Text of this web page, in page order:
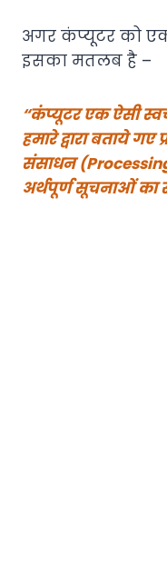
अगर कंप्यूटर को
इसका मतलब है –
“कंप्यूटर एक ऐसी
हमारे द्वारा बताये
संसाधन
अर्थपूर्ण सूचनाओं का